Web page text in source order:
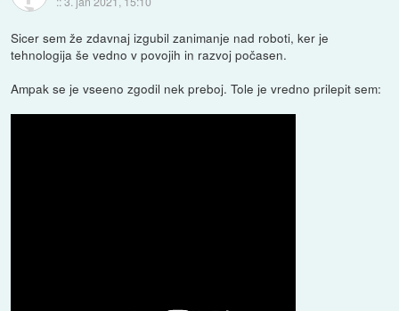
Sicer sem že zdavnaj izgubil zanimanje nad roboti, ker je
tehnologija še vedno v povojih in razvoj počasen.
Ampak se je vseeno zgodil nek preboj. Tole je vredno prilepit sem: